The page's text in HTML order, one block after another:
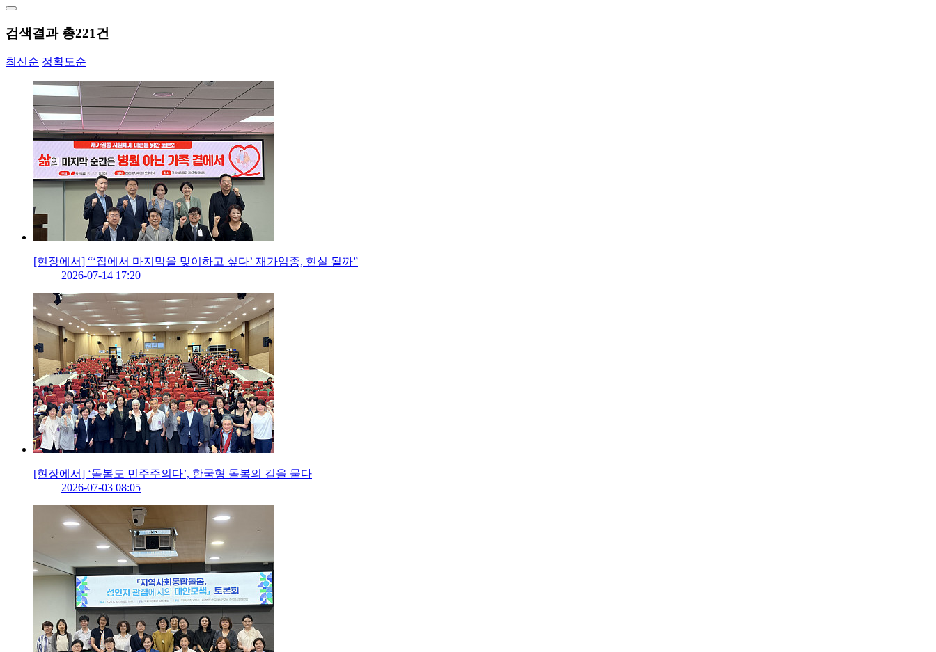
검색결과 총221건
최신순 정확도순
[현장에서] “‘집에서 마지막을 맞이하고 싶다’ 재가임종, 현실 될까”
2026-07-14 17:20
[현장에서] ‘돌봄도 민주주의다’, 한국형 돌봄의 길을 묻다
2026-07-03 08:05